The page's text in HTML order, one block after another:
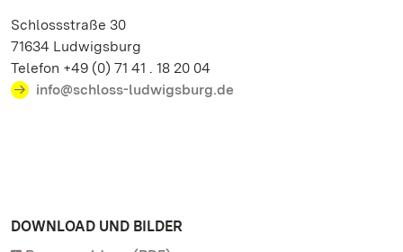
Schlossstraße 30
71634 Ludwigsburg
Telefon +49 (0) 71 41 . 18 20 04
info@schloss-ludwigsburg.de
DOWNLOAD UND BILDER